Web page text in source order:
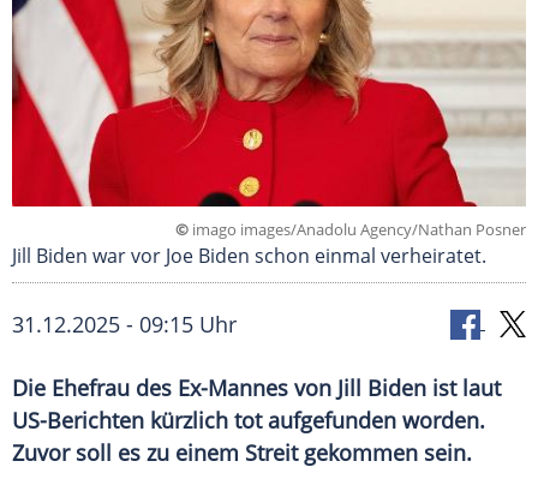
© imago images/Anadolu Agency/Nathan Posner
Jill Biden war vor Joe Biden schon einmal verheiratet.
31.12.2025 - 09:15 Uhr
Die Ehefrau des Ex-Mannes von Jill Biden ist laut
US-Berichten kürzlich tot aufgefunden worden.
Zuvor soll es zu einem Streit gekommen sein.